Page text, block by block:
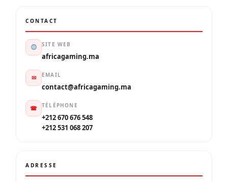
CONTACT
SITE WEB
africagaming.ma
✉ EMAIL
contact@africagaming.ma
☎ TÉLÉPHONE
+212 670 676 548
+212 531 068 207
ADRESSE